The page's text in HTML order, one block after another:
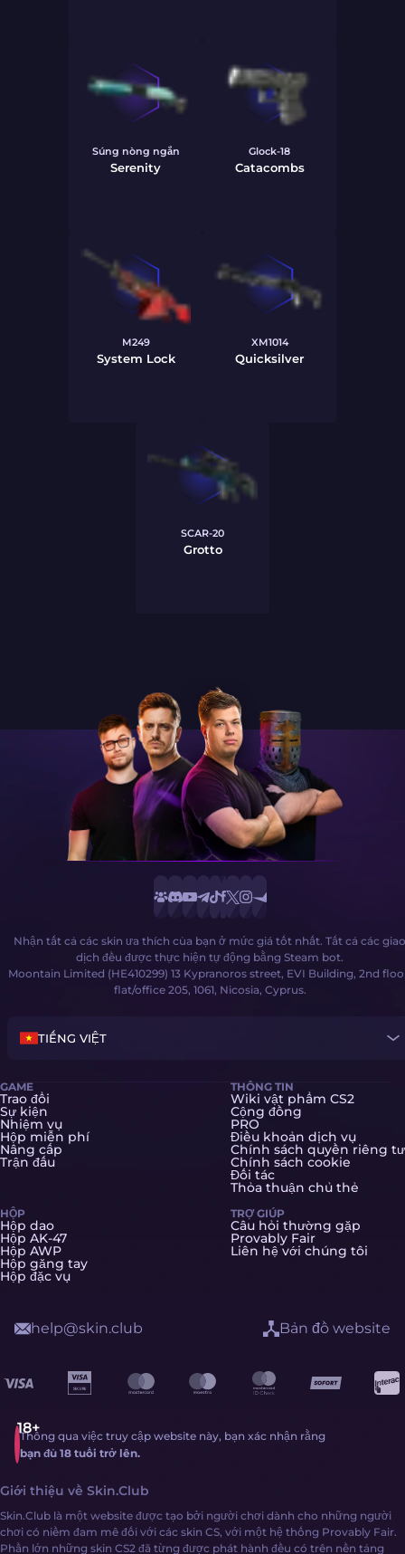
Súng nòng ngắn
Serenity
Glock-18
Catacombs
M249
System Lock
XM1014
Quicksilver
SCAR-20
Grotto
Nhận tất cả các skin ưa thích của bạn ở mức giá tốt nhất. Tất cả các giao
dịch đều được thực hiện tự động bằng Steam bot.
Moontain Limited (HE410299) 13 Kypranoros street, EVI Building, 2nd
flat/office 205, 1061, Nicosia, Cyprus.
TIẾNG VIỆT
GAME
Trao đổi
Sự kiện
Nhiệm vụ
Hộp miễn phí
Nâng cấp
Trận đấu
HỘP
Hộp dao
Hộp AK-47
Hộp AWP
Hộp găng tay
Hộp đặc vụ
THÔNG TIN
Wiki vật phẩm CS2
Cộng đồng
PRO
Điều khoản dịch vụ
Chính sách quyền riêng tư
Chính sách cookie
Đối tác
Thỏa thuận chủ thẻ
TRỢ GIÚP
Câu hỏi thường gặp
Provably Fair
Liên hệ với chúng tôi
Thông qua việc truy cập website này, bạn xác nhận rằng
bạn đủ 18 tuổi trở lên.
help@skin.club Bản đồ website
Giới thiệu về Skin.Club
Skin.Club là một website được tạo bởi người chơi dành cho những người
chơi có niềm đam mê đối với các skin CS, với một hệ thống Provably Fair.
Phần lớn những skin CS2 đã từng được phát hành đều có trên nền tảng